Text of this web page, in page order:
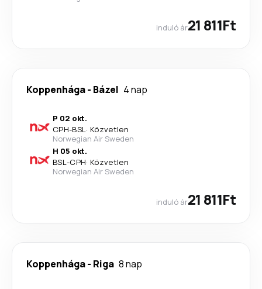
induló ár21 811Ft
Koppenhága- Bázel 4 nap
P 02 okt.
CPH-BSL· Közvetlen
Norwegian Air Sweden
H 05 okt.
BSL-CPH· Közvetlen
Norwegian Air Sweden
induló ár21 811Ft
Koppenhága- Riga 8 nap